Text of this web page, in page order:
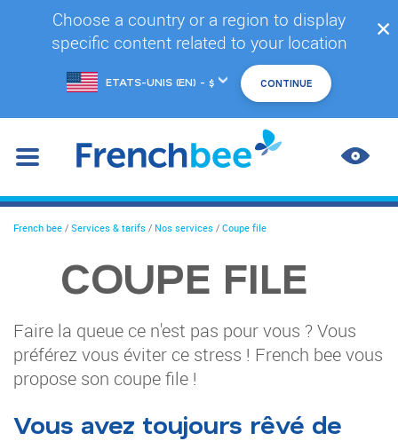
Choose a country or a region to display
specific content related to your location
de
✕
LES
You
French bee / Services & tarifs / Nos services / Coupe file
COUPE FILE
Faire la queue ce n'est pas pour vous ? Vous
préférez vous éviter ce stress ! French bee vous
propose son coupe file !
Vous avez toujours rêvé de